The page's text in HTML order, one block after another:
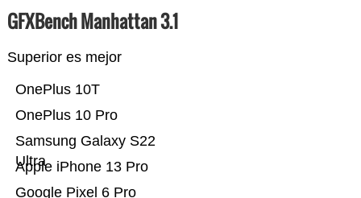
GFXBench Manhattan 3.1
Superior es mejor
Google Pixel 6 Pro
Apple iPhone 13 Pro
Samsung Galaxy S22
Ultra
OnePlus 10 Pro
OnePlus 10T